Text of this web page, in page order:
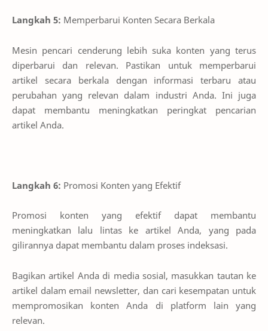
Langkah 5: Memperbarui Konten Secara Berkala
Mesin pencari cenderung lebih suka konten yang terus
diperbarui dan relevan. Pastikan untuk memperbarui
artikel secara berkala dengan informasi terbaru atau
perubahan yang relevan dalam industri Anda. Ini juga
dapat membantu meningkatkan peringkat pencarian
artikel Anda.
Langkah 6: Promosi Konten yang Efektif
Promosi konten yang efektif dapat membantu
meningkatkan lalu lintas ke artikel Anda, yang pada
gilirannya dapat membantu dalam proses indeksasi.
Bagikan artikel Anda di media sosial, masukkan tautan ke
artikel dalam email newsletter, dan cari kesempatan untuk
mempromosikan konten Anda di platform lain yang
relevan.